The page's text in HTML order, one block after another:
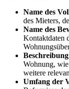
Name des
des Mieters,
Name des
Kontaktdaten
Wohnung,
weitere
Umfang der